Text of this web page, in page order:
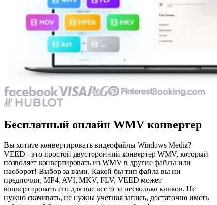
Бесплатный онлайн WMV конвертер
Вы хотите конвертировать видеофайлы Windows Media?
VEED - это простой двусторонний конвертер WMV, который
позволяет конвертировать из WMV в другие файлы или
наоборот! Выбор за вами. Какой бы тип файла вы ни
предпочли, MP4, AVI, MKV, FLV, VEED может
конвертировать его для вас всего за несколько кликов. Не
нужно скачивать, не нужна учетная запись, достаточно иметь